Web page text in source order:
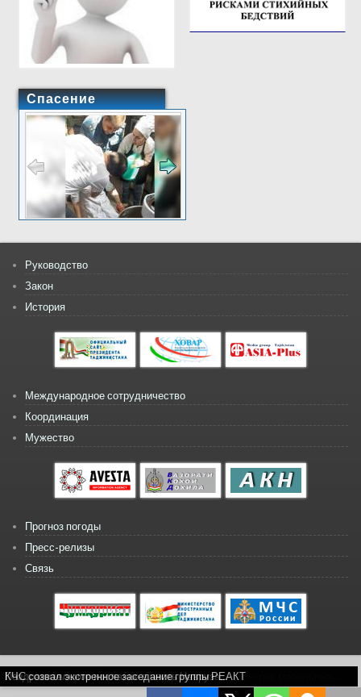
Расчетно-экспериментальное обоснование параметров мобильных...
Комплексные учение по ГО в Темурмалике
Спасение
Поздравительное послание в честь Навруза...
КЧС созвал экстренное заседание группы РЕАКТ
Руководство
Закон
История
Международное сотрудничество
Координация
Мужество
Прогноз погоды
Пресс-релизы
Связь
Copyright © 2026, КЧС